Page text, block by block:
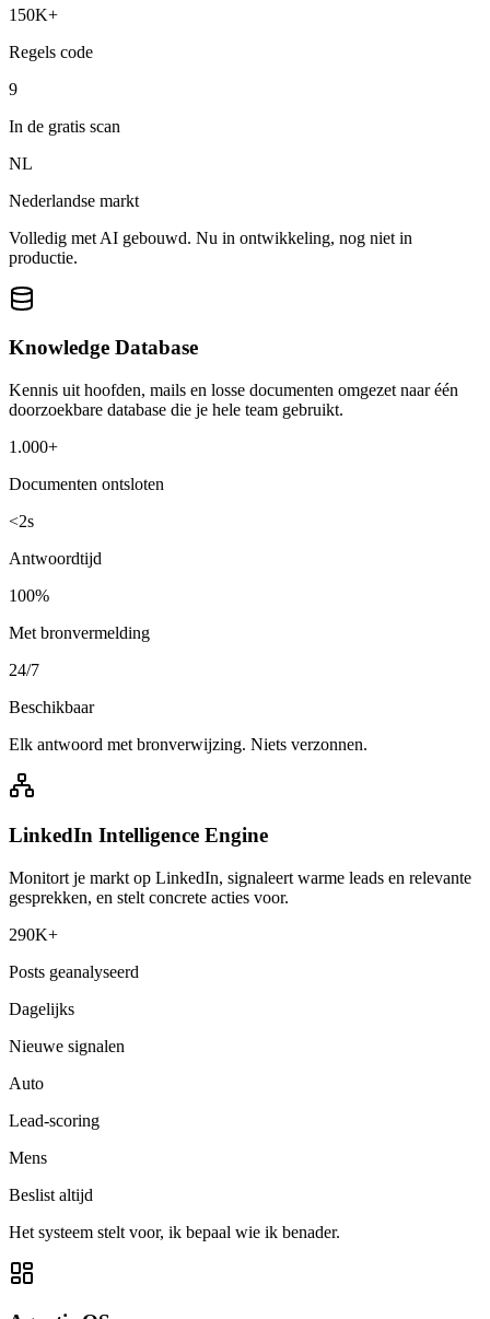
150K+
Regels code
9
In de gratis scan
NL
Nederlandse markt
Volledig met AI gebouwd. Nu in ontwikkeling, nog niet in
productie.
Knowledge Database
Kennis uit hoofden, mails en losse documenten omgezet naar één
doorzoekbare database die je hele team gebruikt.
1.000+
Documenten ontsloten
<2s
Antwoordtijd
100%
Met bronvermelding
24/7
Beschikbaar
Elk antwoord met bronverwijzing. Niets verzonnen.
LinkedIn Intelligence Engine
Monitort je markt op LinkedIn, signaleert warme leads en relevante
gesprekken, en stelt concrete acties voor.
290K+
Posts geanalyseerd
Dagelijks
Nieuwe signalen
Auto
Lead-scoring
Mens
Beslist altijd
Het systeem stelt voor, ik bepaal wie ik benader.